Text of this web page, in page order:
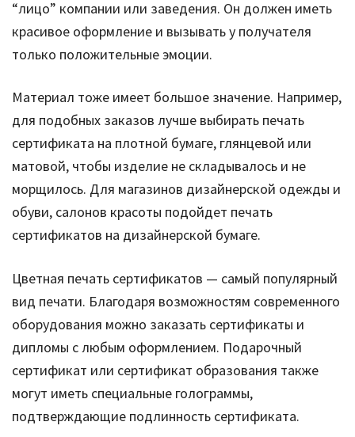
“лицо” компании или заведения. Он должен иметь
красивое оформление и вызывать у получателя
только положительные эмоции.
Материал тоже имеет большое значение. Например,
для подобных заказов лучше выбирать печать
сертификата на плотной бумаге, глянцевой или
матовой, чтобы изделие не складывалось и не
морщилось. Для магазинов дизайнерской одежды и
обуви, салонов красоты подойдет печать
сертификатов на дизайнерской бумаге.
Цветная печать сертификатов — самый популярный
вид печати. Благодаря возможностям современного
оборудования можно заказать сертификаты и
дипломы с любым оформлением. Подарочный
сертификат или сертификат образования также
могут иметь специальные голограммы,
подтверждающие подлинность сертификата.